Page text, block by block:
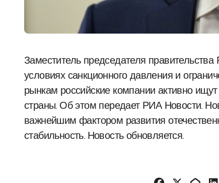
Заместитель председателя правительства России, Александр Новак, сообщил, что в
условиях санкционного давления и
рынкам российские компании активно
страны. Об этом передает РИА Новости.
важнейшим фактором развития
стабильность. Новость обновляется.